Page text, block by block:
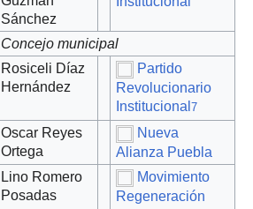
Sánchez
Concejo municipal
Rosiceli Díaz
Hernández
Partido
Revolucionario
Institucional7
Oscar Reyes
Ortega
Nueva
Alianza Puebla
Lino Romero
Posadas
Movimiento
Regeneración